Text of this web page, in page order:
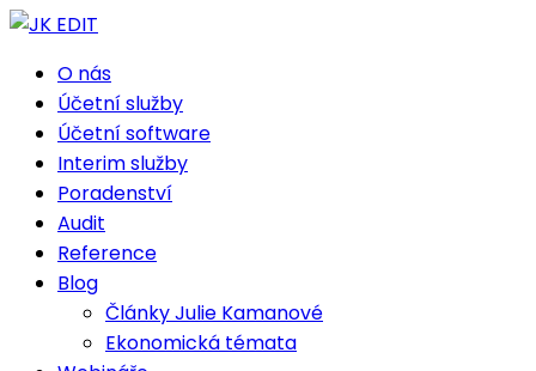
O nás
Účetní služby
Účetní software
Interim služby
Poradenství
Audit
Reference
Blog
Články Julie Kamanové
Ekonomická témata